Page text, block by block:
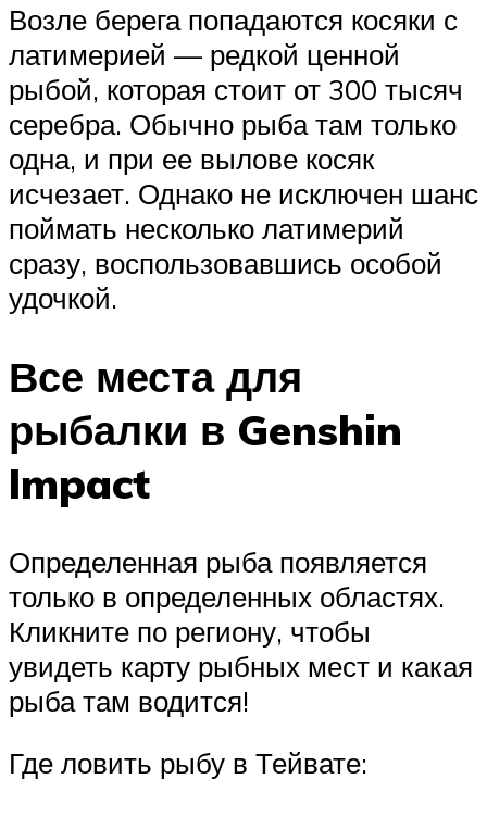
Возле берега попадаются косяки с
латимерией — редкой ценной
рыбой, которая стоит от 300 тысяч
серебра. Обычно рыба там только
одна, и при ее вылове косяк
исчезает. Однако не исключен шанс
поймать несколько латимерий
сразу, воспользовавшись особой
удочкой.
Все места для
рыбалки в Genshin
Impact
Определенная рыба появляется
только в определенных областях.
Кликните по региону, чтобы
увидеть карту рыбных мест и какая
рыба там водится!
Где ловить рыбу в Тейвате: